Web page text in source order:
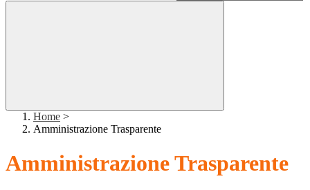
Home >
Amministrazione Trasparente
Amministrazione Trasparente